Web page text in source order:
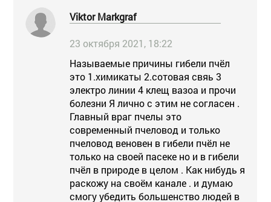
молекулярно-генетического анализа
проб пчел методом ПЦР на наличие в
пчелиных семьях следующих
патогенных вирусов ; вирус
деформации крыла (DWV), вирус
мешотчатого расплода (SBV), вирус
черных маточников (BQCV), кашмир
вирус (KBV), израильский вирус острого
паралича (IAPV) и вирус острого
паралича (ABPV). Определено наличие
клеща варроа в тех же семьях. Дано
определение массовой гибели пчел
(массовая бессимптомная гибель пчел,
слет пчел, коллапс пчелиных семей,
английский – colony collapse disorder,
Viktor Markgraf
23 октября 2021, 18:22
Называемые причины гибели пчёл
это 1.химикаты 2.сотовая свяь 3
электро линии 4 клещ вазоа и прочи
болезни Я лично с этим не согласен .
Главный враг пчелы это
современный пчеловод и только
пчеловод веновен в гибели пчёл не
только на своей пасеке но и в гибели
пчёл в природе в целом . Как нибудь я
раскожу на своём канале . и думаю
смогу убедить большенство людей в